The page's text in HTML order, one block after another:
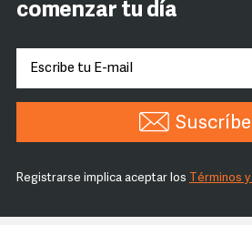
comenzar tu día
Registrarse implica aceptar los Términos